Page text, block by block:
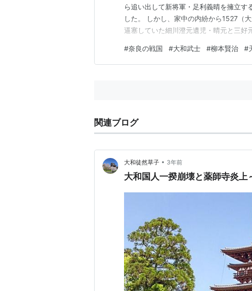
ら追い出して新将軍・足利義晴を擁立す
した。 しかし、家中の内紛から1527（
逼塞していた細川澄元遺児・晴元と三好
優勢となります。 高国政権崩壊により
ほころびを見せ、1529（享禄元）年に
#奈良の戦国 #大和武士 #柳本賢治 #
関連ブログ
大和徒然草子 • 3年前
大和国人一揆崩壊と薬師寺炎上